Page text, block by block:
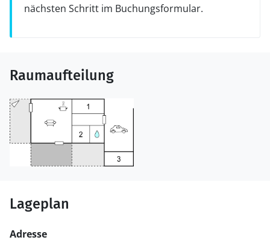
nächsten Schritt im Buchungsformular.
Raumaufteilung
Lageplan
Adresse